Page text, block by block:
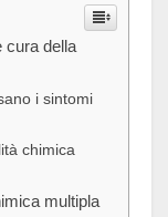
cura della
i sintomi
chimica
multipla